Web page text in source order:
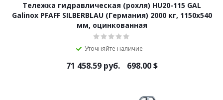
Тележка гидравлическая (рохля) HU20-115 GAL
Galinox PFAFF SILBERBLAU (Германия) 2000 кг, 1150х540
мм, оцинкованная
Уточняйте наличие
71 458.59руб. 698.00$